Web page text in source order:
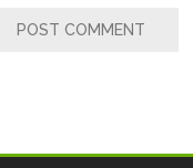
POST COMMENT